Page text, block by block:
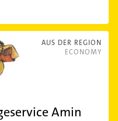
AUS DER REGION
ECONOMY
Amin